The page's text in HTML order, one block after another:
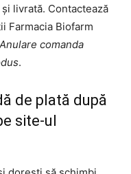
livrată. Contactează
Farmacia Biofarm
Anulare comanda
.
de plată după
site-ul